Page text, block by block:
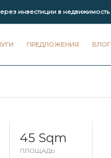
инвестиции в недвижимость
ПРЕДЛОЖЕНИЯ БЛОГ
45 Sqm
ПЛОЩАДЬ